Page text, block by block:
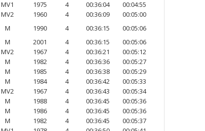
MV1 1975 4 00:36:04
00:04:55
MV2 1960 4 00:36:09
00:05:00
M 1990 4 00:36:15
00:05:06
M 2001 4 00:36:15
00:05:06
MV2 1967 4 00:36:21
00:05:12
M 1982 4 00:36:36
00:05:27
M 1985 4 00:36:38
00:05:29
M 1984 4 00:36:42
00:05:33
MV2 1967 4 00:36:43
00:05:34
M 1988 4 00:36:45
00:05:36
M 1986 4 00:36:45
00:05:36
M 1982 4 00:36:45
00:05:37